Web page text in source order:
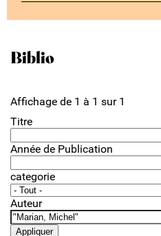
Biblio
Affichage de 1 à 1 sur 1
Titre
Année de Publication
categorie
Auteur